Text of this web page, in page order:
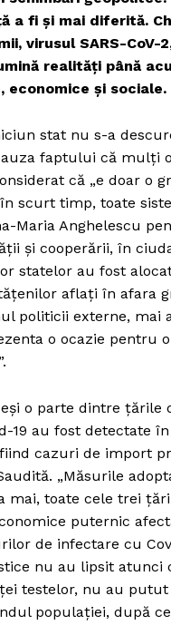
a fi și mai diferită.
virusul SARS-
realități până
și
stat nu s-a
faptului că mulți
că „e doar o
scurt timp, toate
Maria Anghelescu
și cooperării, în
statelor au fost
aflați în afara
politicii externe, mai
o ocazie pentru
o parte dintre
19 au fost detectate
cazuri de import
„Măsurile
mai, toate cele trei
puternic
de infectare cu
nu au lipsit
testelor, nu au
populației, după